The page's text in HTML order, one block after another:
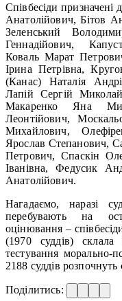
Співбесіди призначені
Анатолійович, Бітов
Зеленський
Геннадійович,
Коваль Марат
Ірина Петрівна,
(Канас) Наталія
Лапій Сергій
Макаренко Яна
Леонтійович,
Михайлович,
Ярослав Степанович,
Петрович, Спаскін
Іванівна, Федусик
Анатолійович.
Нагадаємо, наразі
перебувають на
оцінювання –
(1970 суддів)
тестування морально-
2188 суддів
Поділитись: